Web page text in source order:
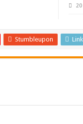
20
Stumbleupon